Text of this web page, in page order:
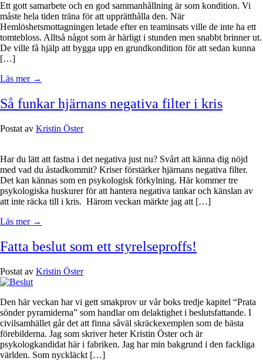
Ett gott samarbete och en god sammanhållning är som kondition. Vi
måste hela tiden träna för att upprätthålla den. När
Hemlöshetsmottagningen letade efter en teaminsats ville de inte ha ett
tomtebloss. Alltså något som är härligt i stunden men snabbt brinner ut.
De ville få hjälp att bygga upp en grundkondition för att sedan kunna
[…]
Läs mer →
Så funkar hjärnans negativa filter i kris
Postat av Kristin Öster
Har du lätt att fastna i det negativa just nu? Svårt att känna dig nöjd
med vad du åstadkommit? Kriser förstärker hjärnans negativa filter.
Det kan kännas som en psykologisk förkylning. Här kommer tre
psykologiska huskurer för att hantera negativa tankar och känslan av
att inte räcka till i kris. Härom veckan märkte jag att […]
Läs mer →
Fatta beslut som ett styrelseproffs!
Postat av Kristin Öster
Den här veckan har vi gett smakprov ur vår boks tredje kapitel “Prata
sönder pyramiderna” som handlar om delaktighet i beslutsfattande. I
civilsamhället går det att finna såväl skräckexemplen som de bästa
förebilderna. Jag som skriver heter Kristin Öster och är
psykologkandidat här i fabriken. Jag har min bakgrund i den fackliga
världen. Som nyckläckt […]